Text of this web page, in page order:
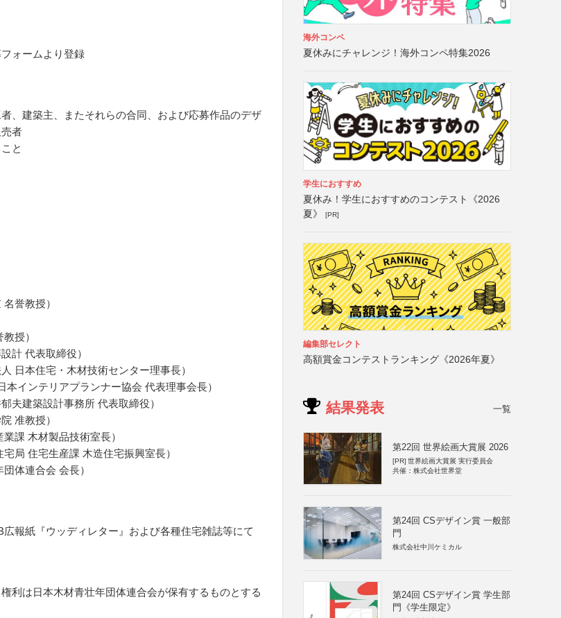
ォームより登録
、建築主、またそれらの合同、および応募作品のデザ
者
と
誉教授）
授）
計 代表取締役）
日本住宅・木材技術センター理事長）
本インテリアプランナー協会 代表理事会長）
夫建築設計事務所 代表取締役）
准教授）
課 木材製品技術室長）
局 住宅生産課 木造住宅振興室長）
体連合会 会長）
報紙『ウッディレター』および各種住宅雑誌等にて
利は日本木材青壮年団体連合会が保有するものとする
海外コンペ
夏休みにチャレンジ！海外コンペ特集2026
学生におすすめ
夏休み！学生におすすめのコンテスト《2026
夏》
[PR]
編集部セレクト
高額賞金コンテストランキング《2026年夏》
結果発表 一覧
第22回 世界絵画大賞展 2026
[PR] 世界絵画大賞展 実行委員会
共催：株式会社世界堂
第24回 CSデザイン賞 一般部
門
株式会社中川ケミカル
第24回 CSデザイン賞 学生部
門《学生限定》